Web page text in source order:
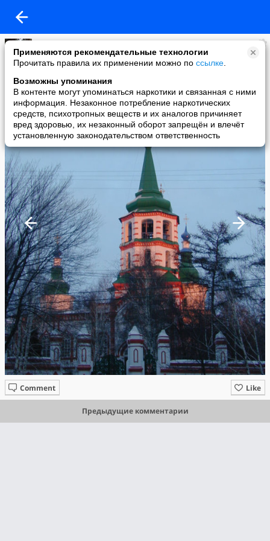
Применяются рекомендательные технологии
Прочитать правила их применении можно по ссылке
Возможны упоминания
В контенте могут упоминаться наркотики и связанная с ними
информация. Незаконное потребление наркотических
средств, психотропных веществ и их аналогов причиняет
вред здоровью, их незаконный оборот запрещён и влечёт
установленную законодательством ответственность
Наталия
added a photo
25 Jan в 08:03
Like
Comment
Предыдущие комментарии